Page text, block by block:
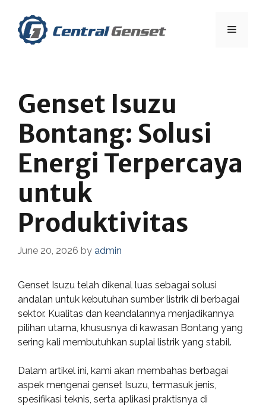
content
Menu
Genset Isuzu
Bontang: Solusi
Energi Terpercaya
untuk
Produktivitas
June 20, 2026 by admin
Genset Isuzu telah dikenal luas sebagai solusi
andalan untuk kebutuhan sumber listrik di berbagai
sektor. Kualitas dan keandalannya menjadikannya
pilihan utama, khususnya di kawasan Bontang yang
sering kali membutuhkan suplai listrik yang stabil.
Dalam artikel ini, kami akan membahas berbagai
aspek mengenai genset Isuzu, termasuk jenis,
spesifikasi teknis, serta aplikasi praktisnya di